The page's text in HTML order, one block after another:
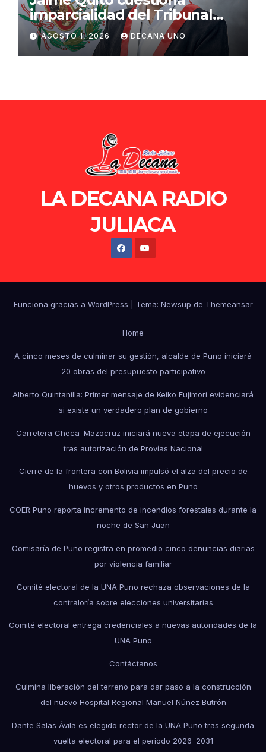
imparcialidad del Tribunal
Constitucional tras liberación
de Ollanta Humala
AGOSTO 1, 2026 DECANA UNO
LA DECANA RADIO
JULIACA
Funciona gracias a WordPress Tema: Newsup de Themeansar
Home
A cinco meses de culminar su gestión, alcalde de Puno iniciará
20 obras del presupuesto participativo
Alberto Quintanilla: Primer mensaje de Keiko Fujimori evidenciará
si existe un verdadero plan de gobierno
Carretera Checa–Mazocruz iniciará nueva etapa de ejecución
tras autorización de Provías Nacional
Cierre de la frontera con Bolivia impulsó el alza del precio de
huevos y otros productos en Puno
COER Puno reporta incremento de incendios forestales durante la
noche de San Juan
Comisaría de Puno registra en promedio cinco denuncias diarias
por violencia familiar
Comité electoral de la UNA Puno rechaza observaciones de la
contraloría sobre elecciones universitarias
Comité electoral entrega credenciales a nuevas autoridades de la
UNA Puno
Contáctanos
Culmina liberación del terreno para dar paso a la construcción
del nuevo Hospital Regional Manuel Núñez Butrón
Dante Salas Ávila es elegido rector de la UNA Puno tras segunda
vuelta electoral para el periodo 2026–2031